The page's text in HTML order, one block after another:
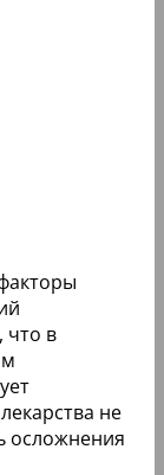
что в
не
осложнения